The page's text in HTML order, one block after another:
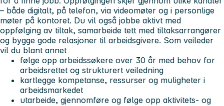
– både digitalt, på telefon, via videomøter og i personlige
møter på kontoret. Du vil også jobbe aktivt med
oppfølging av tiltak, samarbeide tett med tiltaksarrangører
og bygge gode relasjoner til arbeidsgivere. Som veileder
vil du blant annet
følge opp arbeidssøkere over 30 år med behov for
arbeidsrettet og strukturert veiledning
kartlegge kompetanse, ressurser og muligheter i
arbeidsmarkedet
utarbeide, gjennomføre og følge opp aktivitets- og